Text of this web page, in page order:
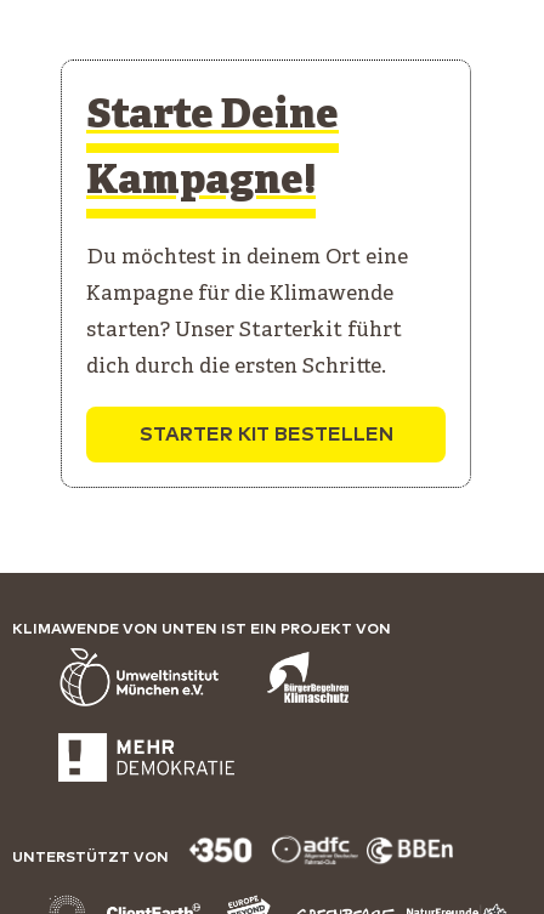
Starte Deine
Kampagne!
Du möchtest in deinem Ort eine
Kampagne für die Klimawende
starten? Unser Starterkit führt
dich durch die ersten Schritte.
STARTER KIT BESTELLEN
KLIMAWENDE VON UNTEN IST EIN PROJEKT VON
UNTERSTÜTZT VON